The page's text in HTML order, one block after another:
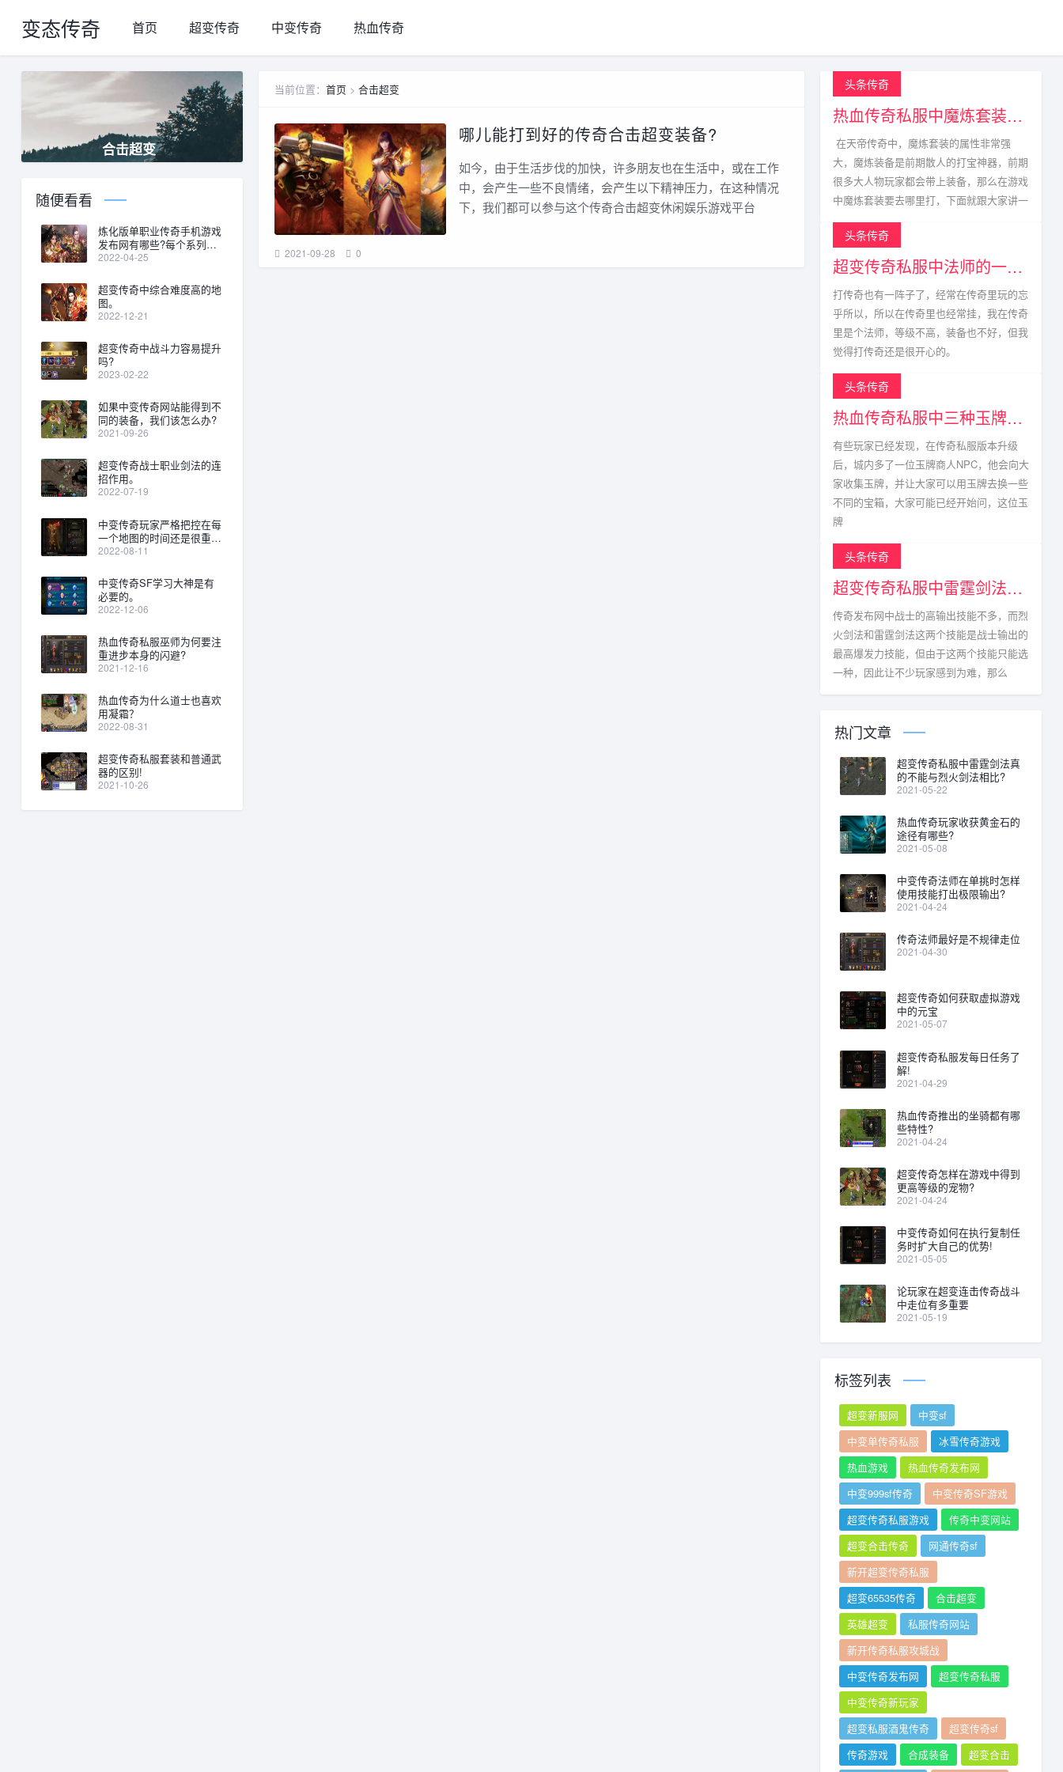
变态传奇 首页 超变传奇 中变传奇 热血传奇
当前位置： 首页 > 合击超变
哪儿能打到好的传奇合击超变装备?
如今，由于生活步伐的加快，许多朋友也在生活中，或在工作
中，会产生一些不良情绪，会产生以下精神压力，在这种情况
下，我们都可以参与这个传奇合击超变休闲娱乐游戏平台
2021-09-28 0
合击超变
随便看看
炼化版单职业传奇手机游戏
发布网有哪些?每个系列有
什么优点?
2022-04-25
超变传奇中综合难度高的地
图。
2022-12-21
超变传奇中战斗力容易提升
吗?
2023-02-22
如果中变传奇网站能得到不
同的装备，我们该怎么办?
2021-09-26
超变传奇战士职业剑法的连
招作用。
2022-07-19
中变传奇玩家严格把控在每
一个地图的时间还是很重要
的。
2022-08-11
中变传奇SF学习大神是有
必要的。
2022-12-06
热血传奇私服巫师为何要注
重进步本身的闪避?
2021-12-16
热血传奇为什么道士也喜欢
用凝霜？
2022-08-31
超变传奇私服套装和普通武
器的区别!
2021-10-26
头条传奇
热血传奇私服中魔炼套装的获取方式
在天帝传奇中，魔炼套装的属性非常强
大，魔炼装备是前期散人的打宝神器，前期
很多大人物玩家都会带上装备，那么在游戏
中魔炼套装要去哪里打，下面就跟大家讲一
头条传奇
超变传奇私服中法师的一生宿敌
打传奇也有一阵子了，经常在传奇里玩的忘
乎所以，所以在传奇里也经常挂，我在传奇
里是个法师，等级不高，装备也不好，但我
觉得打传奇还是很开心的。
头条传奇
热血传奇私服中三种玉牌获得方式以及掉落点
有些玩家已经发现，在传奇私服版本升级
后，城内多了一位玉牌商人NPC，他会向大
家收集玉牌，并让大家可以用玉牌去换一些
不同的宝箱，大家可能已经开始问，这位玉
牌
头条传奇
超变传奇私服中雷霆剑法真的不能与烈火剑法相比?
传奇发布网中战士的高输出技能不多，而烈
火剑法和雷霆剑法这两个技能是战士输出的
最高爆发力技能，但由于这两个技能只能选
一种，因此让不少玩家感到为难，那么
热门文章
超变传奇私服中雷霆剑法真
的不能与烈火剑法相比?
2021-05-22
热血传奇玩家收获黄金石的
途径有哪些?
2021-05-08
中变传奇法师在单挑时怎样
使用技能打出极限输出?
2021-04-24
传奇法师最好是不规律走位
2021-04-30
超变传奇如何获取虚拟游戏
中的元宝
2021-05-07
超变传奇私服发每日任务了
解!
2021-04-29
热血传奇推出的坐骑都有哪
些特性?
2021-04-24
超变传奇怎样在游戏中得到
更高等级的宠物?
2021-04-24
中变传奇如何在执行复制任
务时扩大自己的优势!
2021-05-05
论玩家在超变连击传奇战斗
中走位有多重要
2021-05-19
标签列表
超变新服网
中变sf
中变单传奇私服
冰雪传奇游戏
热血游戏
热血传奇发布网
中变999sf传奇
中变传奇SF游戏
超变传奇私服游戏
传奇中变网站
超变合击传奇
网通传奇sf
新开超变传奇私服
超变65535传奇
合击超变
英雄超变
私服传奇网站
新开传奇私服攻城战
中变传奇发布网
超变传奇私服
中变传奇新玩家
超变私服酒鬼传奇
超变传奇sf
传奇游戏
合成装备 超变合击